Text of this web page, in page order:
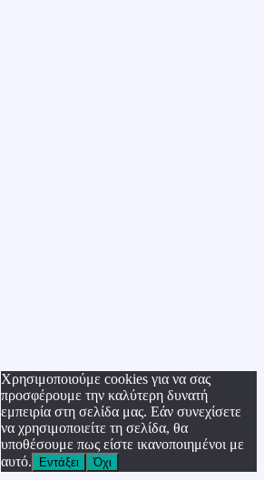
Χρησιμοποιούμε cookies για να σας
προσφέρουμε την καλύτερη δυνατή
εμπειρία στη σελίδα μας. Εάν συνεχίσετε
να χρησιμοποιείτε τη σελίδα, θα
υποθέσουμε πως είστε ικανοποιημένοι με
αυτό.
Εντάξει Όχι